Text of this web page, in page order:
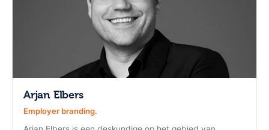
Arjan Elbers
Employer branding.